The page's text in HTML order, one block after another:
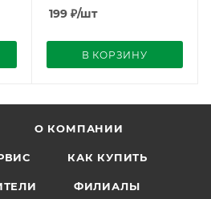
199₽/шт
В КОРЗИНУ
О КОМПАНИИ
КАК КУПИТЬ
ФИЛИАЛЫ